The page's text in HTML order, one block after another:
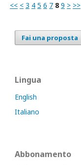
<< < 3 4 5 6 7 8 9 > >>
Fai una proposta
Lingua
English
Italiano
Abbonamento